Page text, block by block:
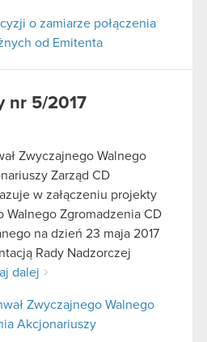
o zamiarze połączenia
od Emitenta
nr 5/2017
Zwyczajnego Walnego
Zarząd CD
w załączeniu projekty
Walnego Zgromadzenia CD
na dzień 23 maja 2017
Rady Nadzorczej
dalej
Zwyczajnego Walnego
Akcjonariuszy